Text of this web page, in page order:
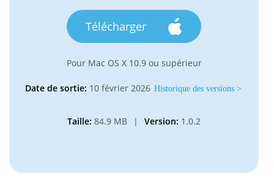
Télécharger
Pour Mac OS X 10.9 ou supérieur
Date de sortie: 10 février 2026 Historique des versions >
Taille: 84.9 MB | Version: 1.0.2